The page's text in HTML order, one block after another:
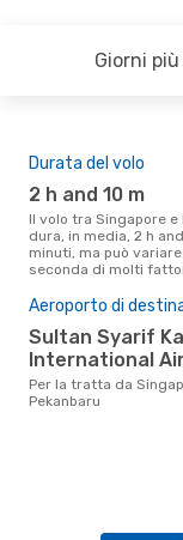
Giorni
Durata del volo
2 h and 10 m
Il volo tra Singapore e Pekanbaru
dura, in media, 2 h
minuti, ma può variare
seconda di molti
Aeroporto di
Sultan Syarif Kasim II
International
Per la tratta da Singapore a
Pekanbaru